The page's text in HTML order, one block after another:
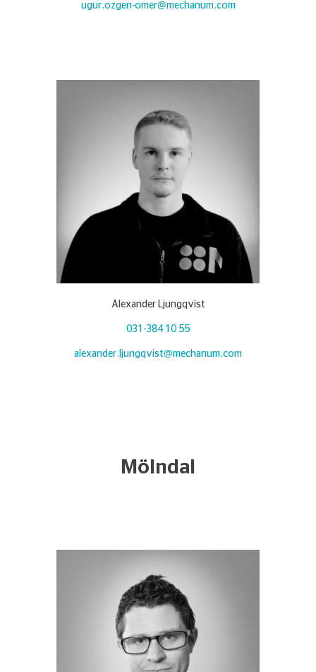
ugur.ozgen-omer@mechanum.com
Alexander Ljungqvist
031-384 10 55
alexander.ljungqvist@mechanum.com
Mölndal